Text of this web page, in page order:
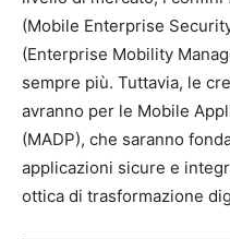
(Mobile Enterprise
(Enterprise Mobility
sempre più. Tuttavia, le
avranno per le Mobile
(MADP), che saranno
applicazioni sicure e
ottica di trasformazione